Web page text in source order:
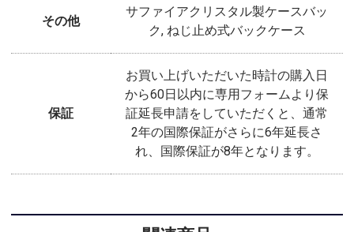
その他
サファイアクリスタル製ケースバッ
ク, ねじ止め式バックケース
保証
お買い上げいただいた時計の購入日
から60日以内に専用フォームより保
証延長申請をしていただくと、通常
2年の国際保証がさらに6年延長さ
れ、国際保証が8年となります。